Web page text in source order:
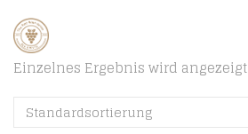
Einzelnes Ergebnis wird angezeigt
Standardsortierung